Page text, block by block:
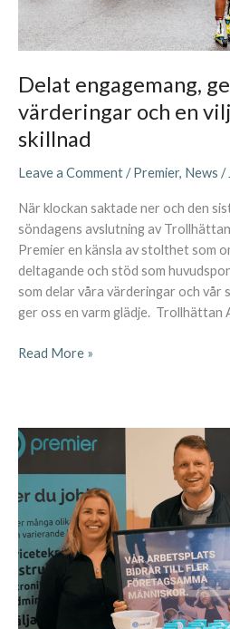
Delat engagemang,
värderingar och en
skillnad
Leave a Comment/Premier, News /
När klockan saktade ner och den
söndagens avslutning av
Premier en känsla av stolthet som
deltagande och stöd som
som delar våra värderingar och vår
ger oss en varm glädje. ‍ Trollhättan
göra
skillnad
Read More »
NearYou
går
in
som
samarbetspartner
till
Ung
Företagsamhet
Fyrbodal!